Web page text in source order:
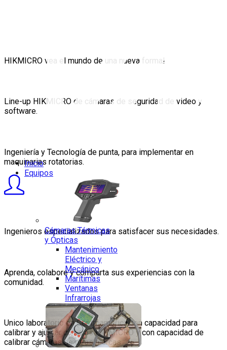
Inicio
Equipos
Cámaras Térmicas
y Ópticas
Mantenimiento
Eléctrico y
Mecánico
Marítimas
Ventanas
Infrarrojas
HIKMICRO vea el mundo de una nueva forma!
Line-up HIKMICRO de cámaras de seguridad de video y
software.
Ingeniería y Tecnología de punta, para implementar en
maquinarias rotatorias.
Servicios de Inspecciones y Análisis
Ingenieros especializados para satisfacer sus necesidades.
Blog Termogram
Aprenda, colabore y comparta sus experiencias con la
comunidad.
Laboratorio de Calibración
Unico laboratorio en Centroamérica con capacidad para
calibrar y ajustar cámaras HIKMICRO y con capacidad de
calibrar cámaras de otras marcas